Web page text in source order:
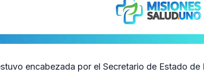
encabezada por el Secretario de Estado de